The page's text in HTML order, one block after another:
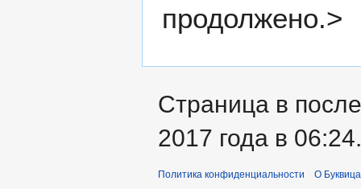
продолжено.>
Страница в
2017 года в 06:24.
Политика конфиденциальности О Буквица